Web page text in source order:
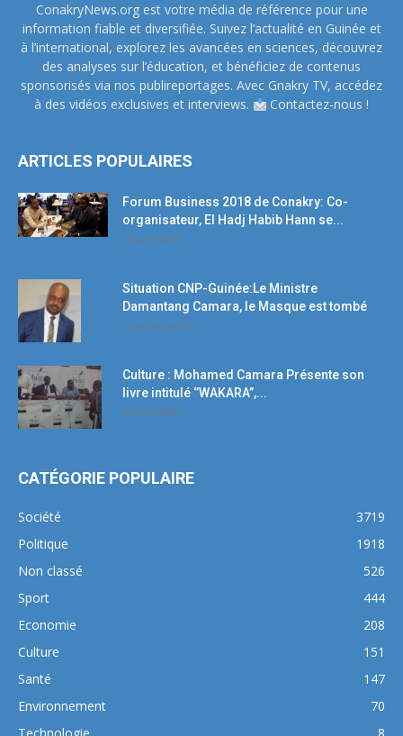
ConakryNews.org est votre média de référence pour une
information fiable et diversifiée. Suivez l’actualité en Guinée et
à l’international, explorez les avancées en sciences, découvrez
des analyses sur l’éducation, et bénéficiez de contenus
sponsorisés via nos publireportages. Avec Gnakry TV, accédez
à des vidéos exclusives et interviews.
Contactez-nous !
ARTICLES POPULAIRES
Forum Business 2018 de Conakry: Co-
organisateur, El Hadj Habib Hann se...
19 avril 2018
Situation CNP-Guinée:Le Ministre
Damantang Camara, le Masque est tombé
11 octobre 2017
Culture : Mohamed Camara Présente son
livre intitulé ‘’WAKARA’’,...
5 mars 2018
CATÉGORIE POPULAIRE
Société
3719
Politique
1918
Non classé
526
Sport
444
Economie
208
Culture
151
Santé
147
Environnement
70